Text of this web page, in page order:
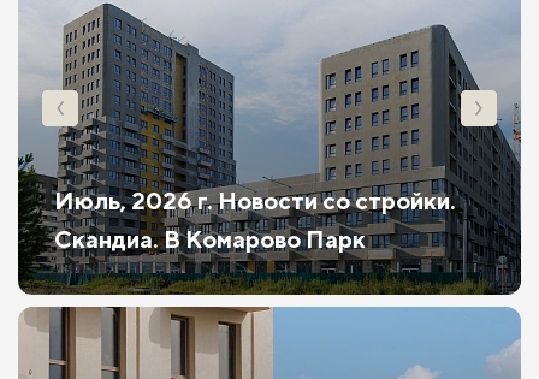
Июль, 2026 г. Новости со стройки.
Скандиа. В Комарово Парк